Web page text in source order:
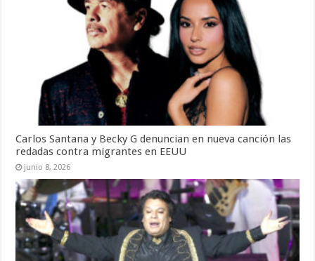
Carlos Santana y Becky G denuncian en nueva canción las
redadas contra migrantes en EEUU
junio 8, 2026